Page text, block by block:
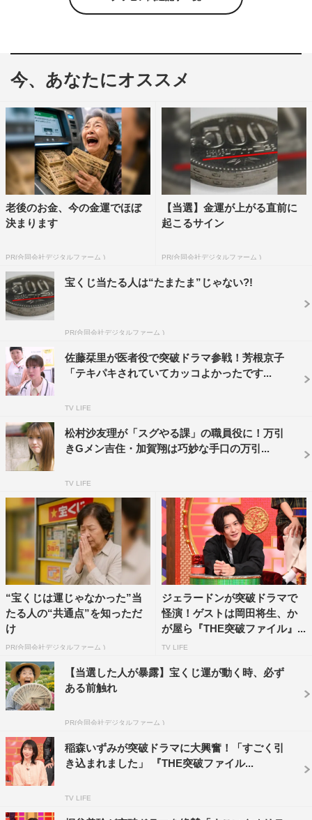
今、あなたにオススメ
老後のお金、今の金運でほぼ
決まります
PR(合同会社デジタルファーム )
【当選】金運が上がる直前に
起こるサイン
PR(合同会社デジタルファーム )
宝くじ当たる人は“たまたま”じゃない?!
PR(合同会社デジタルファーム )
佐藤栞里が医者役で突破ドラマ参戦！芳根京子
「テキパキされていてカッコよかったです...
TV LIFE
松村沙友理が「スグやる課」の職員役に！万引
きGメン吉住・加賀翔は巧妙な手口の万引...
TV LIFE
“宝くじは運じゃなかった”当
たる人の“共通点”を知っただ
け
PR(合同会社デジタルファーム )
ジェラードンが突破ドラマで
怪演！ゲストは岡田将生、か
が屋ら『THE突破ファイル』...
TV LIFE
【当選した人が暴露】宝くじ運が動く時、必ず
ある前触れ
PR(合同会社デジタルファーム )
稲森いずみが突破ドラマに大興奮！「すごく引
き込まれました」 『THE突破ファイル...
TV LIFE